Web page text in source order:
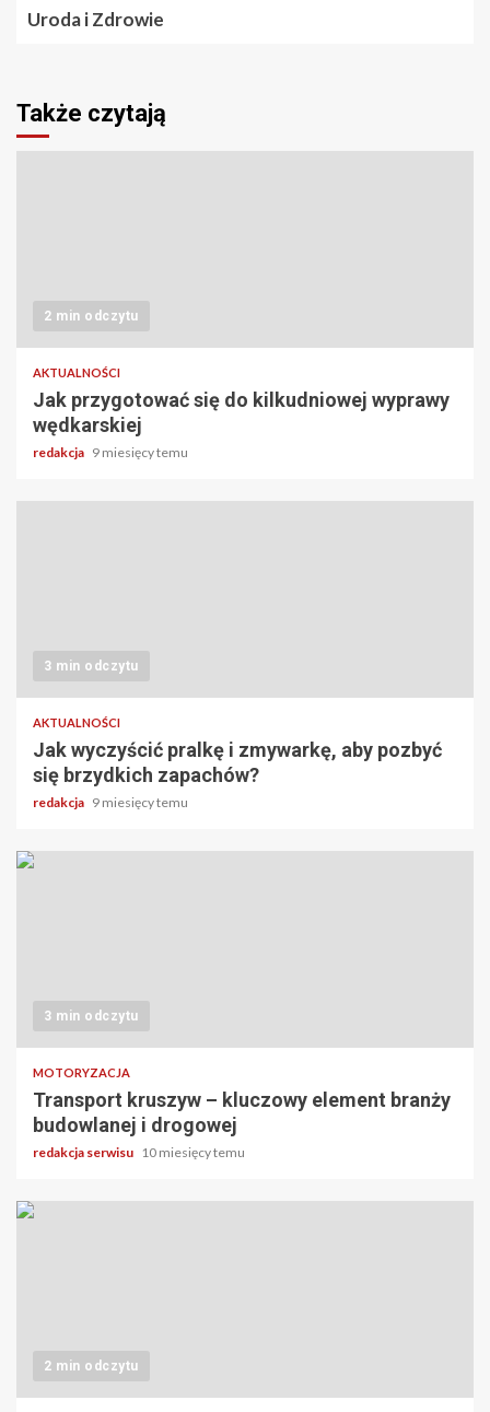
Uroda i Zdrowie
Także czytają
2 min odczytu
AKTUALNOŚCI
Jak przygotować się do kilkudniowej wyprawy
wędkarskiej
redakcja 9 miesięcy temu
3 min odczytu
AKTUALNOŚCI
Jak wyczyścić pralkę i zmywarkę, aby pozbyć
się brzydkich zapachów?
redakcja 9 miesięcy temu
3 min odczytu
MOTORYZACJA
Transport kruszyw – kluczowy element branży
budowlanej i drogowej
redakcja serwisu 10 miesięcy temu
2 min odczytu